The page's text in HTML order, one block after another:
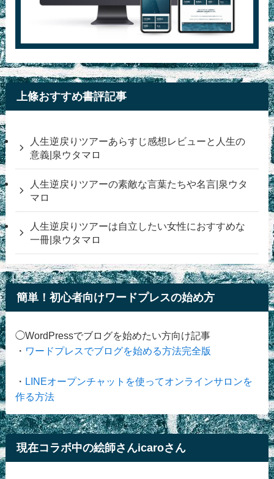
上條おすすめ書評記事
人生逆戻りツアーあらすじ感想レビューと人生の
意義|泉ウタマロ
人生逆戻りツアーの素敵な言葉たちや名言|泉ウタ
マロ
人生逆戻りツアーは自立したい女性におすすめな
一冊|泉ウタマロ
簡単！初心者向けワードプレスの始め方
◯WordPressでブログを始めたい方向け記事
・ ワードプレスでブログを始める方法完全版
・ LINEオープンチャットを使ってオンラインサロンを
作る方法
現在コラボ中の絵師さんicaroさん